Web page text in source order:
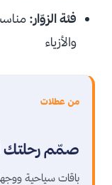
فئة الزوّار:
والأزياء
من عطلات
صمّم رحلتك
باقات سياحية